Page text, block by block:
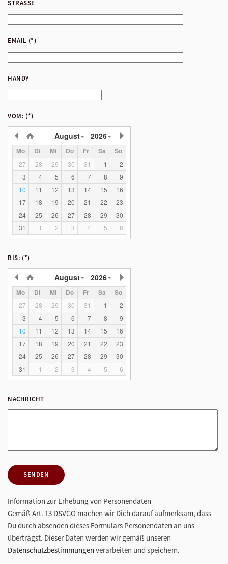
STRASSE
EMAIL (*)
HANDY
VOM: (*)
August 2026
Mo Di Mi Do Fr Sa So
27 28 29 30 31 1
2
3
4 5 6 7 8
9
10
11 12 13 14 15
16
17
18 19 20 21 22
23
24
25 26 27 28 29
30
31
1 2 3 4 5 6
BIS: (*)
August 2026
Mo Di Mi Do Fr Sa So
27 28 29 30 31 1
2
3
4 5 6 7 8
9
10
11 12 13 14 15
16
17
18 19 20 21 22
23
24
25 26 27 28 29
30
31
1 2 3 4 5 6
NACHRICHT
SENDEN
Information zur Erhebung von Personendaten
Gemäß Art. 13 DSVGO machen wir Dich darauf aufmerksam, dass
Du durch absenden dieses Formulars Personendaten an uns
überträgst. Dieser Daten werden wir gemäß unseren
Datenschutzbestimmungen verarbeiten und speichern.